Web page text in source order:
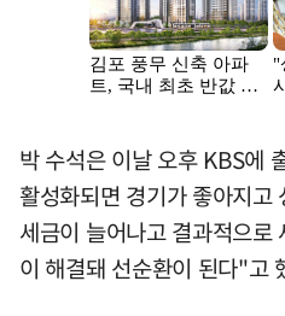
박 수석은 이날 오후 KBS에
활성화되면 경기가 좋아지고
세금이 늘어나고 결과적으로
이 해결돼 선순환이 된다"고